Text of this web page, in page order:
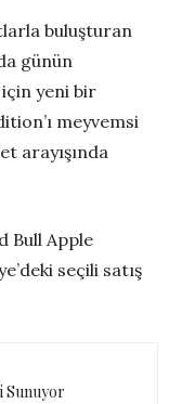
buluşturan
günün
yeni bir
meyvemsi
arayışında
Bull Apple
seçili satış
Sunuyor